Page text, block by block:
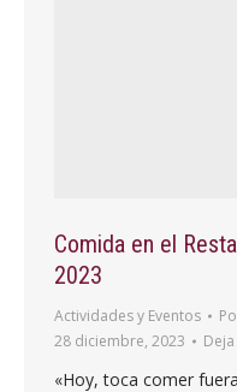
Comida en el
2023
Actividades y Eventos
28 diciembre, 2023
«Hoy, toca comer